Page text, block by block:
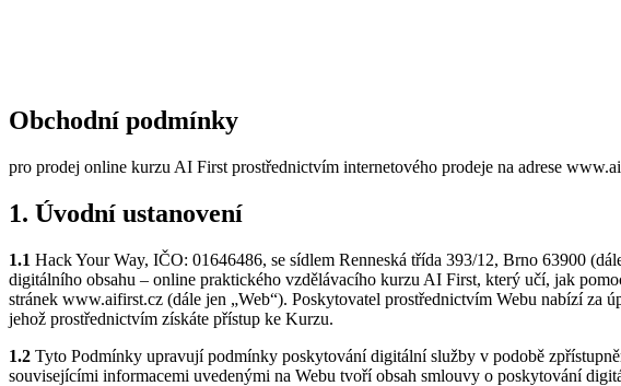
Obchodní podmínky
pro prodej online kurzu AI First prostřednictvím internetového prodeje na adrese
1. Úvodní ustanovení
1.1 Hack Your Way, IČO: 01646486, se sídlem Renneská třída 393/12, Brno 63900
digitálního obsahu – online praktického vzdělávacího kurzu AI First, který učí, jak
stránek www.aifirst.cz (dále jen „Web“). Poskytovatel prostřednictvím Webu nabízí za
jehož prostřednictvím získáte přístup ke Kurzu.
1.2 Tyto Podmínky upravují podmínky poskytování digitální služby v podobě
souvisejícími informacemi uvedenými na Webu tvoří obsah smlouvy o poskytování